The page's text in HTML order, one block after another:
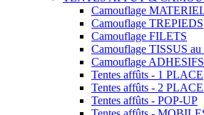
Camouflage
Camouflage TREPIEDS
Camouflage FILETS
Camouflage TISSUS au
Camouflage ADHESIFS
Tentes affûts - 1 PLACE
Tentes affûts - 2
Tentes affûts - POP-UP